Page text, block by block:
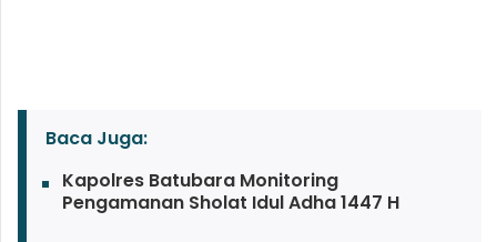
Baca Juga:
Kapolres Batubara Monitoring
Pengamanan Sholat Idul Adha 1447 H